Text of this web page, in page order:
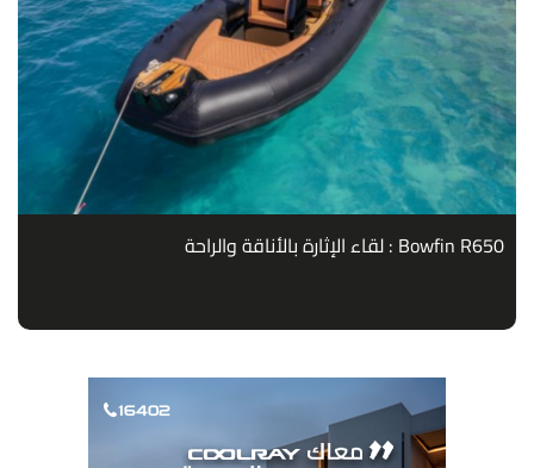
Bowfin R650 : لقاء الإثارة بالأناقة والراحة